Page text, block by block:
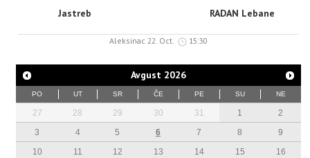
Jastreb RADAN Lebane
Aleksinac 22. Oct. 15:30
Avgust 2026
PO UT SR ČE PE SU NE
27 28 29 30 31 1
2
3
4 5 6 7 8
9
10
11 12 13 14 15
16